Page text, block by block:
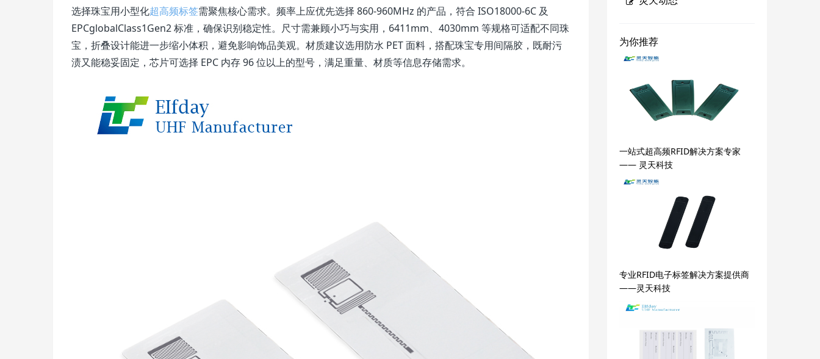
选择珠宝用小型化超高频标签需聚焦核心需求。频率上应优先选择 860-960MHz 的产品，符合 ISO18000-6C 及
EPCglobalClass1Gen2 标准，确保识别稳定性。尺寸需兼顾小巧与实用，6411mm、4030mm 等规格可适配不同珠
宝，折叠设计能进一步缩小体积，避免影响饰品美观。材质建议选用防水 PET 面料，搭配珠宝专用间隔胶，既耐污
渍又能稳妥固定，芯片可选择 EPC 内存 96 位以上的型号，满足重量、材质等信息存储需求。
为你推荐
一站式超高频RFID解决方案专家
—— 灵天科技
专业RFID电子标签解决方案提供商
——灵天科技